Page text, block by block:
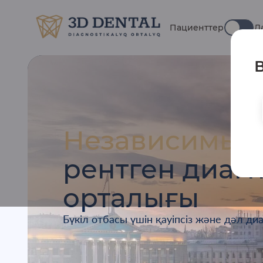
Пациенттер
Независимый
рентген
орталығы
Бүкіл отбасы үшін қауіпсіз және дәл